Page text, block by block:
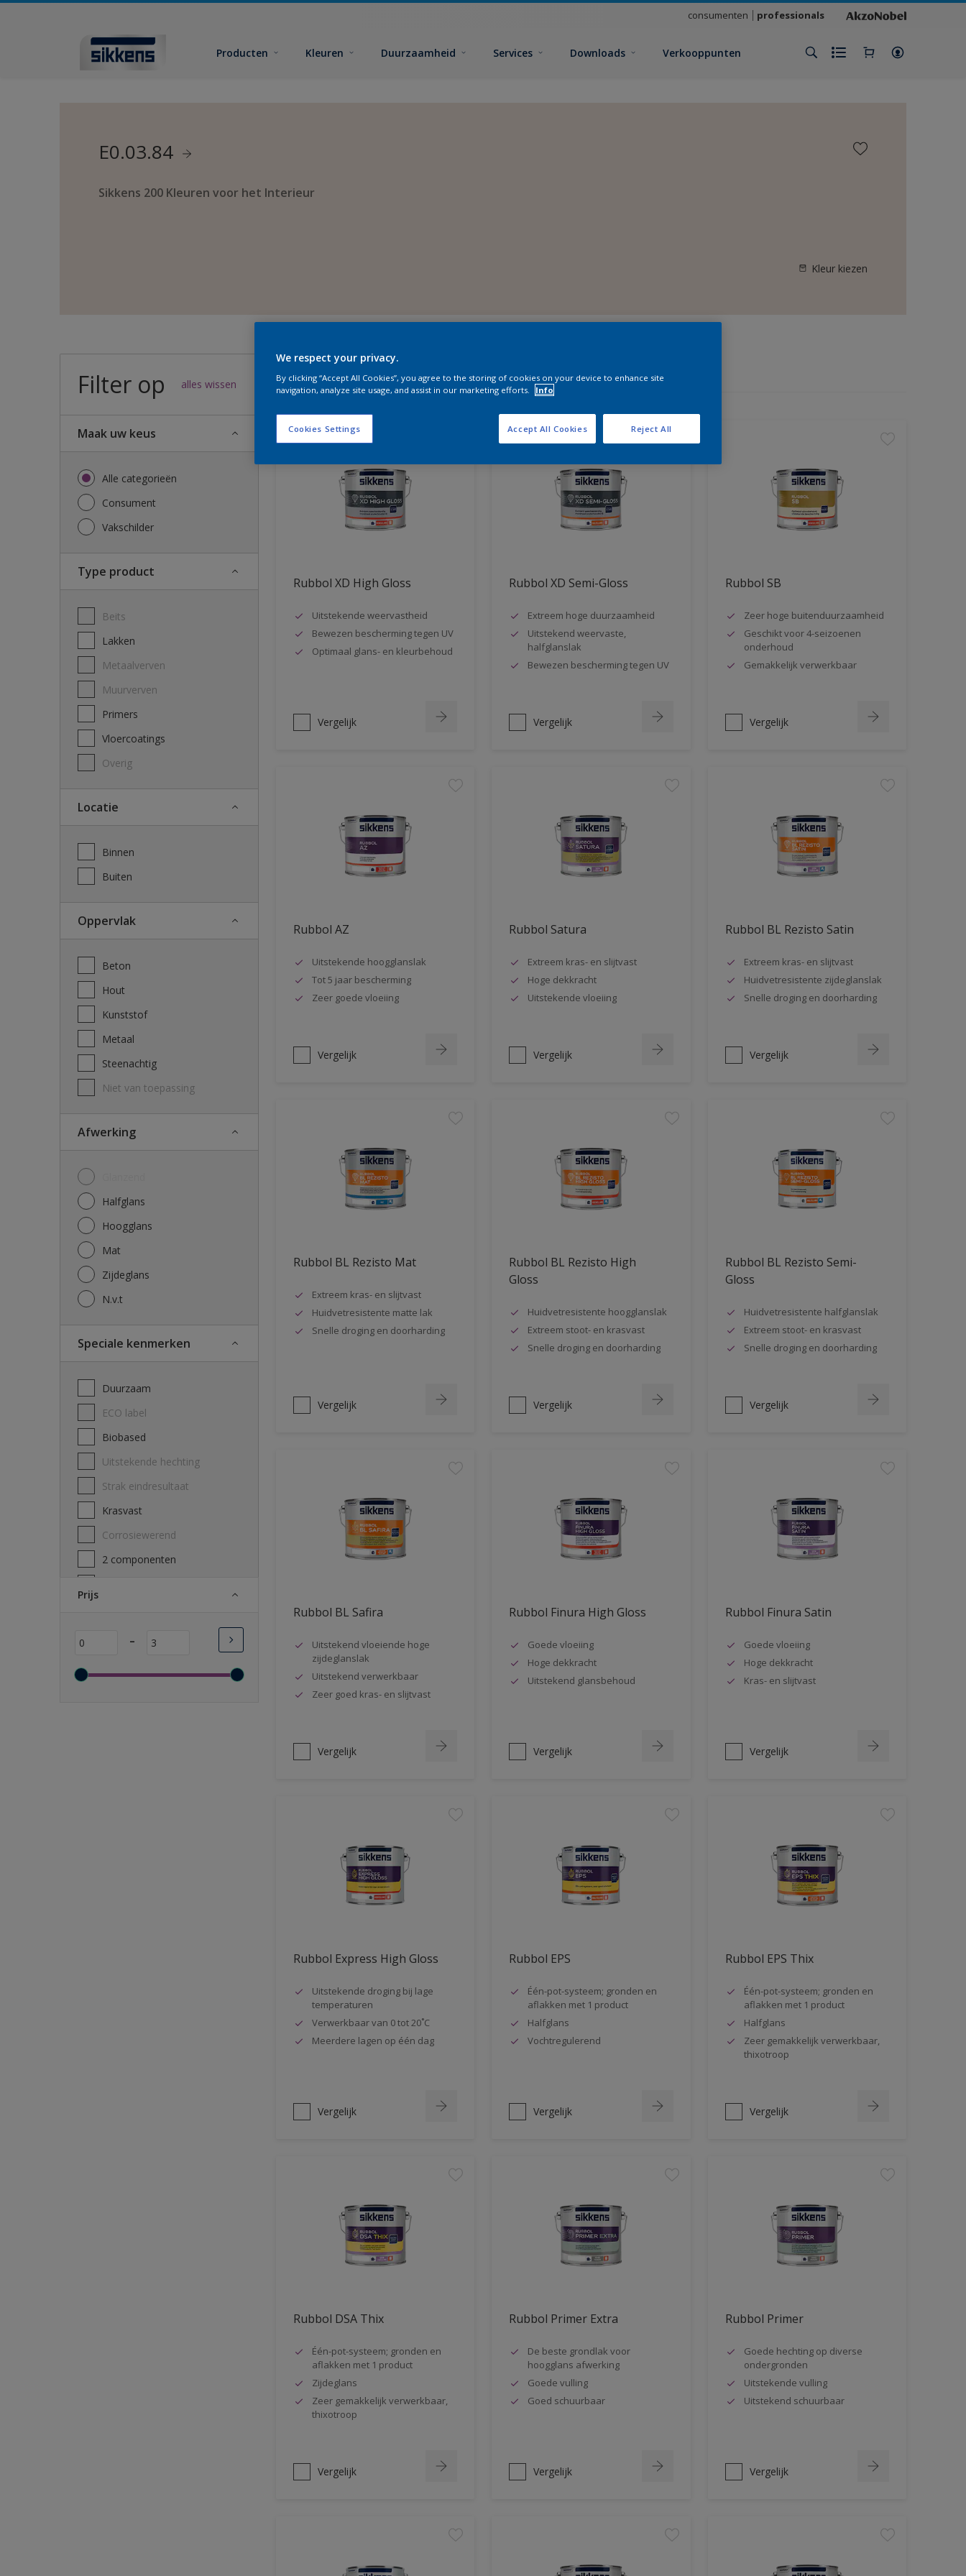
consumenten professionals
Producten Kleuren Duurzaamheid Services Downloads Verkooppunten
E0.03.84
Sikkens 200 Kleuren voor het Interieur
Kleur kiezen
Filter op alles wissen
Maak uw keus
Alle categorieën
Consument
Vakschilder
Type product
Beits
Lakken
Metaalverven
Muurverven
Primers
Vloercoatings
Overig
Locatie
Binnen
Buiten
Oppervlak
Beton
Hout
Kunststof
Metaal
Steenachtig
Niet van toepassing
Afwerking
Halfglans
Hoogglans
Mat
Zijdeglans
N.v.t
Speciale kenmerken
Duurzaam
ECO label
Biobased
Uitstekende hechting
Strak eindresultaat
Krasvast
Corrosiewerend
2 componenten
Wasbaar
Sneldrogend
Prijs
-
25resultaten voor jou
Rubbol XD High Gloss
Uitstekende weervastheid
Bewezen bescherming tegen UV
Optimaal glans- en kleurbehoud
Vergelijk
Rubbol XD Semi-Gloss
Extreem hoge duurzaamheid
Uitstekend weervaste,
halfglanslak
Bewezen bescherming tegen UV
Vergelijk
Rubbol SB
Zeer hoge buitenduurzaamheid
Geschikt voor 4-seizoenen
onderhoud
Gemakkelijk verwerkbaar
Vergelijk
Rubbol AZ
Uitstekende hoogglanslak
Tot 5 jaar bescherming
Zeer goede vloeiing
Vergelijk
Rubbol Satura
Extreem kras- en slijtvast
Hoge dekkracht
Uitstekende vloeiing
Vergelijk
Rubbol BL Rezisto Satin
Extreem kras- en slijtvast
Huidvetresistente zijdeglanslak
Snelle droging en doorharding
Vergelijk
Rubbol BL Rezisto Mat
Extreem kras- en slijtvast
Huidvetresistente matte lak
Snelle droging en doorharding
Vergelijk
Rubbol BL Rezisto High
Gloss
Huidvetresistente hoogglanslak
Extreem stoot- en krasvast
Snelle droging en doorharding
Vergelijk
Rubbol BL Rezisto Semi-
Gloss
Huidvetresistente halfglanslak
Extreem stoot- en krasvast
Snelle droging en doorharding
Vergelijk
Rubbol BL Safira
Uitstekend vloeiende hoge
zijdeglanslak
Uitstekend verwerkbaar
Zeer goed kras- en slijtvast
Vergelijk
Rubbol Finura High Gloss
Goede vloeiing
Hoge dekkracht
Uitstekend glansbehoud
Vergelijk
Rubbol Finura Satin
Goede vloeiing
Hoge dekkracht
Kras- en slijtvast
Vergelijk
Rubbol Express High Gloss
Uitstekende droging bij lage
temperaturen
Verwerkbaar van 0 tot 20˚C
Meerdere lagen op één dag
Vergelijk
Rubbol EPS
Één-pot-systeem; gronden en
aflakken met 1 product
Halfglans
Vochtregulerend
Vergelijk
Rubbol EPS Thix
Één-pot-systeem; gronden en
aflakken met 1 product
Halfglans
Zeer gemakkelijk verwerkbaar,
thixotroop
Vergelijk
Rubbol DSA Thix
Één-pot-systeem; gronden en
aflakken met 1 product
Zijdeglans
Zeer gemakkelijk verwerkbaar,
thixotroop
Vergelijk
Rubbol Primer Extra
De beste grondlak voor
hoogglans afwerking
Goede vulling
Goed schuurbaar
Vergelijk
Rubbol Primer
Goede hechting op diverse
ondergronden
Uitstekende vulling
Uitstekend schuurbaar
Vergelijk
We respect your privacy.
By clicking “Accept All Cookies”, you agree to the storing of cookies on your device to enhance site
navigation, analyze site usage, and assist in our marketing efforts.
Info
Cookies Settings Reject All
Accept All Cookies